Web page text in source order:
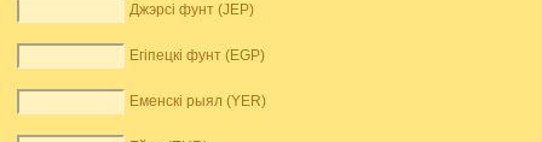
Джэрсі фунт (JEP)
Егіпецкі фунт (EGP)
Еменскі рыял (YER)